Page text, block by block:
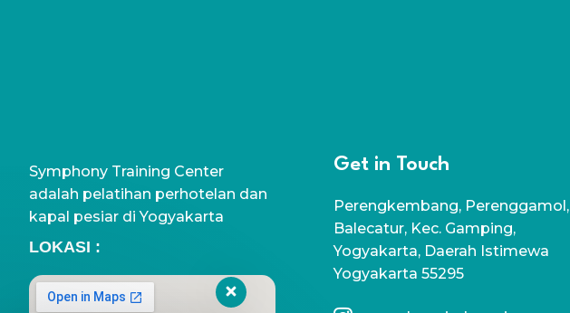
Symphony Training Center
adalah pelatihan perhotelan dan
kapal pesiar di Yogyakarta
LOKASI :
Get in Touch
Perengkembang, Perenggamol,
Balecatur, Kec. Gamping,
Yogyakarta, Daerah Istimewa
Yogyakarta 55295